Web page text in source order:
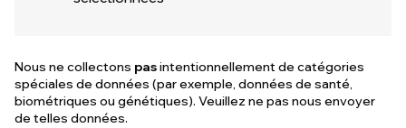
Nous ne collectons pasintentionnellement de catégories
spéciales de données (par exemple, données de santé,
biométriques ou génétiques). Veuillez ne pas nous envoyer
de telles données.